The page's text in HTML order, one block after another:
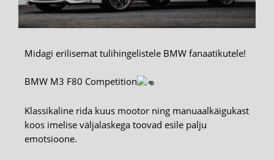
Midagi erilisemat tulihingelistele BMW fanaatikutele!
BMW M3 F80 Competition
Klassikaline rida kuus mootor ning manuaalkäigukast
koos imelise väljalaskega toovad esile palju
emotsioone.